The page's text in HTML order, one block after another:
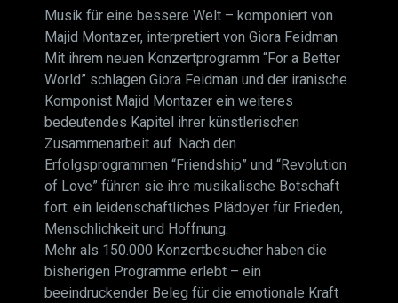
Musik für eine bessere Welt – komponiert von
Majid Montazer, interpretiert von Giora Feidman
Mit ihrem neuen Konzertprogramm “For a Better
World” schlagen Giora Feidman und der iranische
Komponist Majid Montazer ein weiteres
bedeutendes Kapitel ihrer künstlerischen
Zusammenarbeit auf. Nach den
Erfolgsprogrammen “Friendship” und “Revolution
of Love” führen sie ihre musikalische Botschaft
fort: ein leidenschaftliches Plädoyer für Frieden,
Menschlichkeit und Hoffnung.
Mehr als 150.000 Konzertbesucher haben die
bisherigen Programme erlebt – ein
beeindruckender Beleg für die emotionale Kraft